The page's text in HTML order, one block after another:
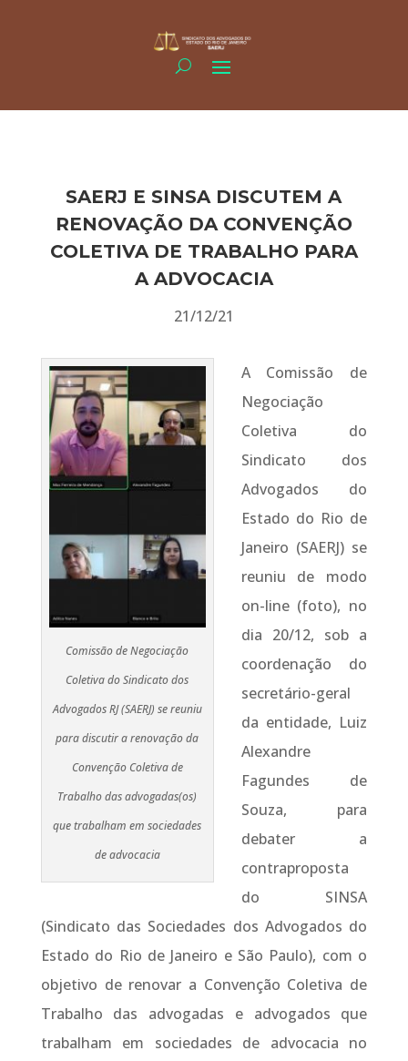
SAERJ E SINSA DISCUTEM A
RENOVAÇÃO DA CONVENÇÃO
COLETIVA DE TRABALHO PARA
A ADVOCACIA
21/12/21
Comissão de Negociação
Coletiva do Sindicato dos
Advogados RJ (SAERJ) se reuniu
para discutir a renovação da
Convenção Coletiva de
Trabalho das advogadas(os)
que trabalham em sociedades
de advocacia
A Comissão de
Negociação
Coletiva do
Sindicato dos
Advogados do
Estado do Rio de
Janeiro (SAERJ) se
reuniu de modo
on-line (foto), no
dia 20/12, sob a
coordenação do
secretário-geral
da entidade, Luiz
Alexandre
Fagundes de
Souza, para
debater a
contraproposta
do SINSA
(Sindicato das Sociedades dos Advogados do
Estado do Rio de Janeiro e São Paulo), com o
objetivo de renovar a Convenção Coletiva de
Trabalho das advogadas e advogados que
trabalham em sociedades de advocacia no